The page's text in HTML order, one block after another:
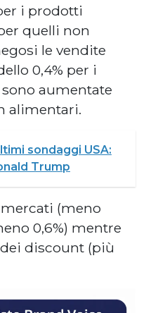
i prodotti
quelli non
le vendite
0,4% per i
aumentate
alimentari.
sondaggi USA:
Trump
(meno
0,6%) mentre
discount (più